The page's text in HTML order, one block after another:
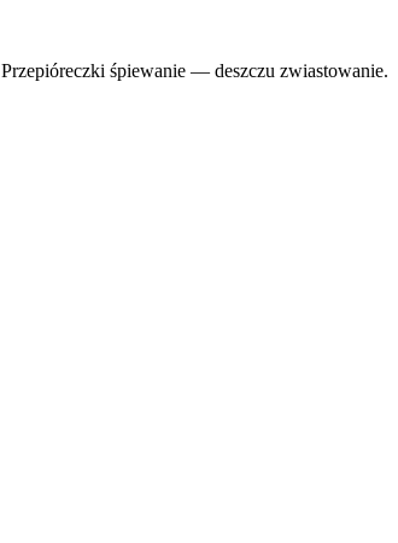
Przepióreczki śpiewanie — deszczu zwiastowanie.